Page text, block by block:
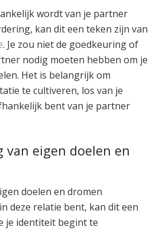
wordt van je partner
kan dit een teken zijn van
. Je zou niet de goedkeuring of
nodig moeten hebben om je
Het is belangrijk om
te cultiveren, los van je
bent van je partner
van eigen doelen en
doelen en dromen
deze relatie bent, kan dit een
je identiteit begint te